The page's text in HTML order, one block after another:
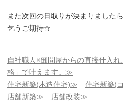
また次回の日取りが決まりました
乞うご期待☆
自社職人×卸問屋からの直接仕入
格」で叶えます。≫
住宅新築(木造住宅)≫
住宅新築(
店舗新築≫
店舗改装≫